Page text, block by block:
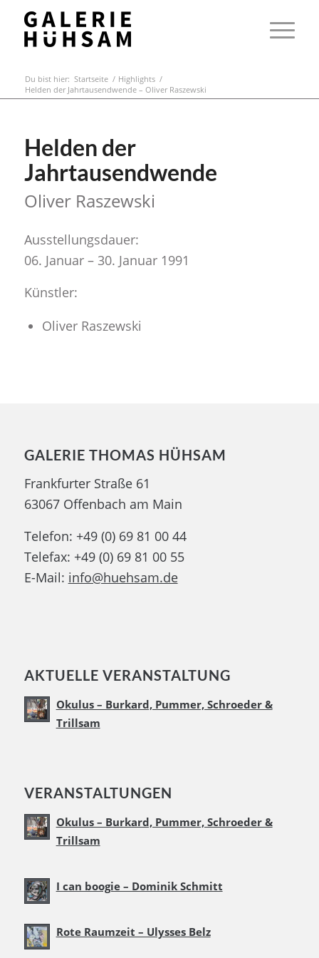
Du bist hier: Startseite / Highlights /
Helden der Jahrtausendwende – Oliver Raszewski
Helden der
Jahrtausendwende
Oliver Raszewski
Ausstellungsdauer:
06. Januar – 30. Januar 1991
Künstler:
Oliver Raszewski
GALERIE THOMAS HÜHSAM
Frankfurter Straße 61
63067 Offenbach am Main
Telefon: +49 (0) 69 81 00 44
Telefax: +49 (0) 69 81 00 55
E-Mail: info@huehsam.de
AKTUELLE VERANSTALTUNG
Okulus – Burkard, Pummer, Schroeder &
Trillsam
VERANSTALTUNGEN
Okulus – Burkard, Pummer, Schroeder &
Trillsam
I can boogie – Dominik Schmitt
Rote Raumzeit – Ulysses Belz